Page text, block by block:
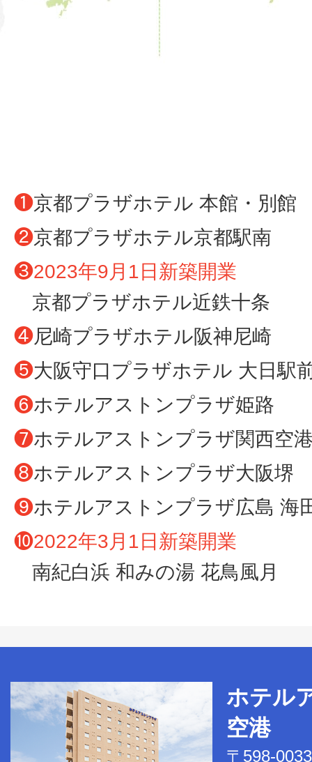
❶京都プラザホテル 本館・別館
❷京都プラザホテル京都駅南
❸2023年9月1日新築開業
京都プラザホテル近鉄十条
❹尼崎プラザホテル阪神尼崎
❺大阪守口プラザホテル 大日駅
❻ホテルアストンプラザ姫路
❼ホテルアストンプラザ関西空
❽ホテルアストンプラザ大阪堺
❾ホテルアストンプラザ広島 海
❿2022年3月1日新築開業
南紀白浜 和みの湯 花鳥風月
ホテル
空港
〒598-0033